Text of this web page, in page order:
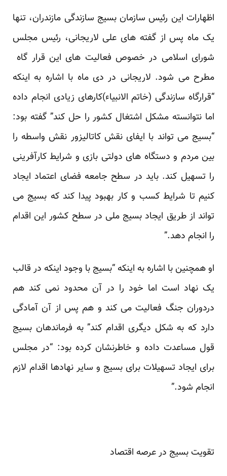
اظهارات این رئیس سازمان بسیج سازندگی مازندران، تنها
یک ماه پس از گفته های علی لاریجانی، رئیس مجلس
شورای اسلامی در خصوص فعالیت های این قرار گاه
مطرح می شود. لاریجانی در دی ماه با اشاره به اینکه
“قرارگاه سازندگی (خاتم الانبیاء)کارهای زیادی انجام داده
اما نتوانسته مشکل اشتغال کشور را حل کند” گفته بود:
“بسیج می تواند با ایفای نقش کاتالیزور نقش واسطه را
بین مردم و دستگاه های دولتی بازی و شرایط کارآفرینی
را تسهیل کند. باید در سطح جامعه فضای اعتماد ایجاد
کنیم تا شرایط کسب و کار بهبود پیدا کند که بسیج می
تواند از طریق ایجاد بسیج ملی در سطح کشور این اقدام
را انجام دهد.”
او همچنین با اشاره به اینکه “بسیج با وجود اینکه در قالب
یک نهاد است اما خود را در آن محدود نمی کند هم
دردوران جنگ فعالیت می کند و هم پس از آن آمادگی
دارد که به شکل دیگری اقدام کند” به فرماندهان بسیج
قول مساعدت داده و خاطرنشان کرده بود: “در مجلس
برای ایجاد تسهیلات برای بسیج و سایر نهادها اقدام لازم
انجام شود.”
تقویت بسیج در عرصه اقتصاد